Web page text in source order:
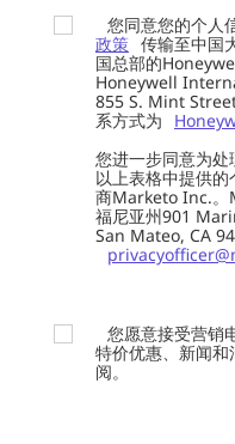
您同意您的个人
政策 传输至中国
国总部的
Honeywell
855 S. Mint
系方式为
您进一步同意为
以上表格中提供
商Marketo Inc.。
福尼亚州901
San Mateo, CA
您愿意接受营销
特价优惠、新闻
阅。